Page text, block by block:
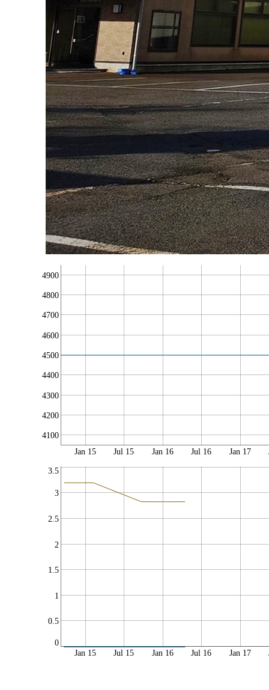
4100
4200
4300
4400
4500
4600
4700
4800
4900
Jan 15 Jul 15 Jan 16 Jul 16 Jan 17
0
0.5
1
1.5
2
2.5
3
3.5
Jan 15 Jul 15 Jan 16 Jul 16 Jan 17